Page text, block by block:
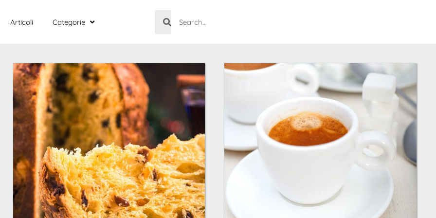
Articoli Categorie